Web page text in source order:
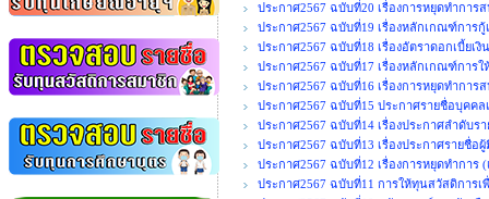
ประกาศ2567 ฉบับที่20 เรื่องการหยุดทำการ
ประกาศ2567 ฉบับที่19 เรื่องหลักเกณฑ์การ
ประกาศ2567 ฉบับที่18 เรื่องอัตราดอกเบี้ยเ
ประกาศ2567 ฉบับที่17 เรื่องหลักเกณฑ์การ
ประกาศ2567 ฉบับที่16 เรื่องการหยุดทำการ
ประกาศ2567 ฉบับที่15 ประกาศรายชื่อบุคค
ประกาศ2567 ฉบับที่14 เรื่องประกาศลำดับ
ประกาศ2567 ฉบับที่13 เรื่องประกาศรายชื่อ
ประกาศ2567 ฉบับที่12 เรื่องการหยุดทำการ (
ประกาศ2567 ฉบับที่11 การให้ทุนสวัสดิการ